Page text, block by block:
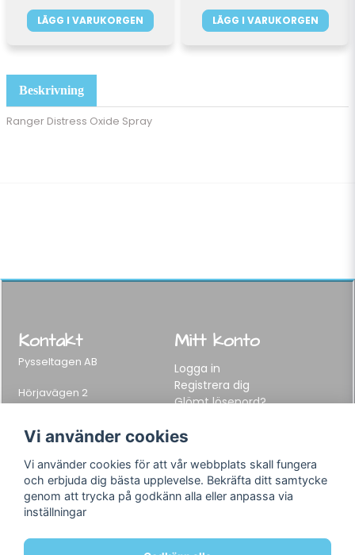
Beskrivning
Ranger Distress Oxide Spray
LÄGG I VARUKORGEN LÄGG I VARUKORGEN
Kontakt
Pysseltagen AB
Hörjavägen 2
282 34 Tyringe, Sweden
E-post:info@pysseltagen.se
Mitt konto
Logga in
Registrera dig
Glömt lösenord?
Info
Varumärken
Om oss
Följ oss
Vi använder cookies
Vi använder cookies för att vår webbplats skall fungera
och erbjuda dig bästa upplevelse. Bekräfta ditt samtycke
genom att trycka på godkänn alla eller anpassa via
inställningar